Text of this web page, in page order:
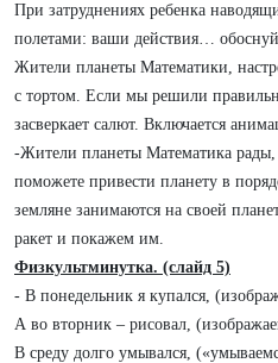
При затруднениях ребенка
полетами: ваши действия…
Жители планеты Математики,
с тортом. Если мы решили
засверкает салют. Включается
-Жители планеты Математика рады,
поможете привести планету в
земляне занимаются на своей
ракет и покажем им.
Физкультминутка. (слайд 5)
- В понедельник я купался,
А во вторник – рисовал,
В среду долго умывался,